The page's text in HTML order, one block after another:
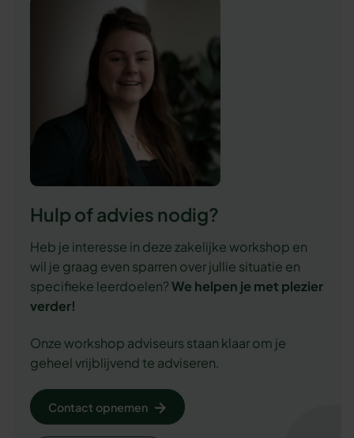
Hulp of advies nodig?
Heb je interesse in deze zakelijke workshop en
wil je graag even sparren over jullie situatie en
specifieke leerdoelen?We helpen je met plezier
verder!
Onze workshop adviseurs staan klaar om je
geheel vrijblijvend te adviseren.
Contact opnemen